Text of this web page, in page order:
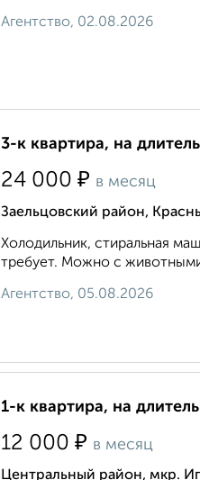
Агентство, 02.08.2026
3-к квартира, на
24 000 ₽ в месяц
Заельцовский район,
Холодильник, стиральная
требует. Можно с
Агентство, 05.08.2026
1-к квартира, на
12 000 ₽ в месяц
Центральный район, мкр.